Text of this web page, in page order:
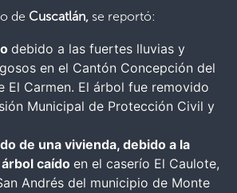
de Cuscatlán, se reportó:
debido a las fuertes lluvias y
en el Cantón Concepción del
El Carmen. El árbol fue removido
Municipal de Protección Civil y
de una vivienda, debido a la
caído en el caserío El Caulote,
Andrés del municipio de Monte